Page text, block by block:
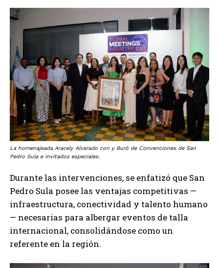
La homenajeada Aracely Alvarado con y Buró de Convenciones de San
Pedro Sula e invitados especiales.
Durante las intervenciones, se enfatizó que San
Pedro Sula posee las ventajas competitivas —
infraestructura, conectividad y talento humano
— necesarias para albergar eventos de talla
internacional, consolidándose como un
referente en la región.